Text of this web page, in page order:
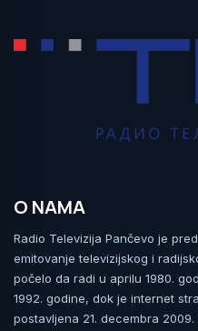
O NAMA
Radio Televizija Pančevo je
emitovanje televizijskog i
počelo da radi u aprilu 1980.
1992. godine, dok je internet
postavljena 21. decembra 2009.